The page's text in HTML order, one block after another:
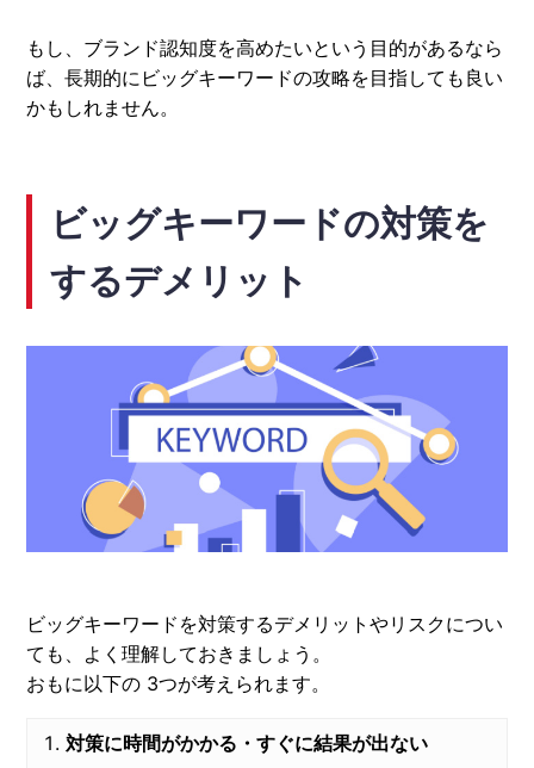
もし、ブランド認知度を高めたいという目的があるなら
ば、長期的にビッグキーワードの攻略を目指しても良い
かもしれません。
ビッグキーワードの対策を
するデメリット
ビッグキーワードを対策するデメリットやリスクについ
ても、よく理解しておきましょう。
おもに以下の 3つが考えられます。
対策に時間がかかる・すぐに結果が出ない